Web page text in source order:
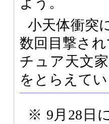
小天体衝突
数回目撃さ
チュア天文
をとらえて
※ 9月28日